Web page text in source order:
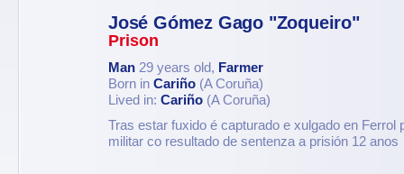
José Gómez Gago "Zoqueiro"
Prison
Man 29 years old, Farmer
Born in Cariño (A Coruña)
Lived in: Cariño (A Coruña)
Tras estar fuxido é capturado e xulgado en Ferrol
militar co resultado de sentenza a prisión 12 anos